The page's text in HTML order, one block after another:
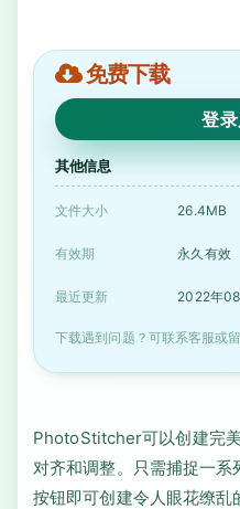
免费下载
登
其他信息
文件大小 26.4MB
有效期 永久有效
最近更新 2022年08
下载遇到问题？可联系客服或
PhotoStitcher可以创建完
对齐和调整。只需捕捉一系
按钮即可创建令人眼花缭乱